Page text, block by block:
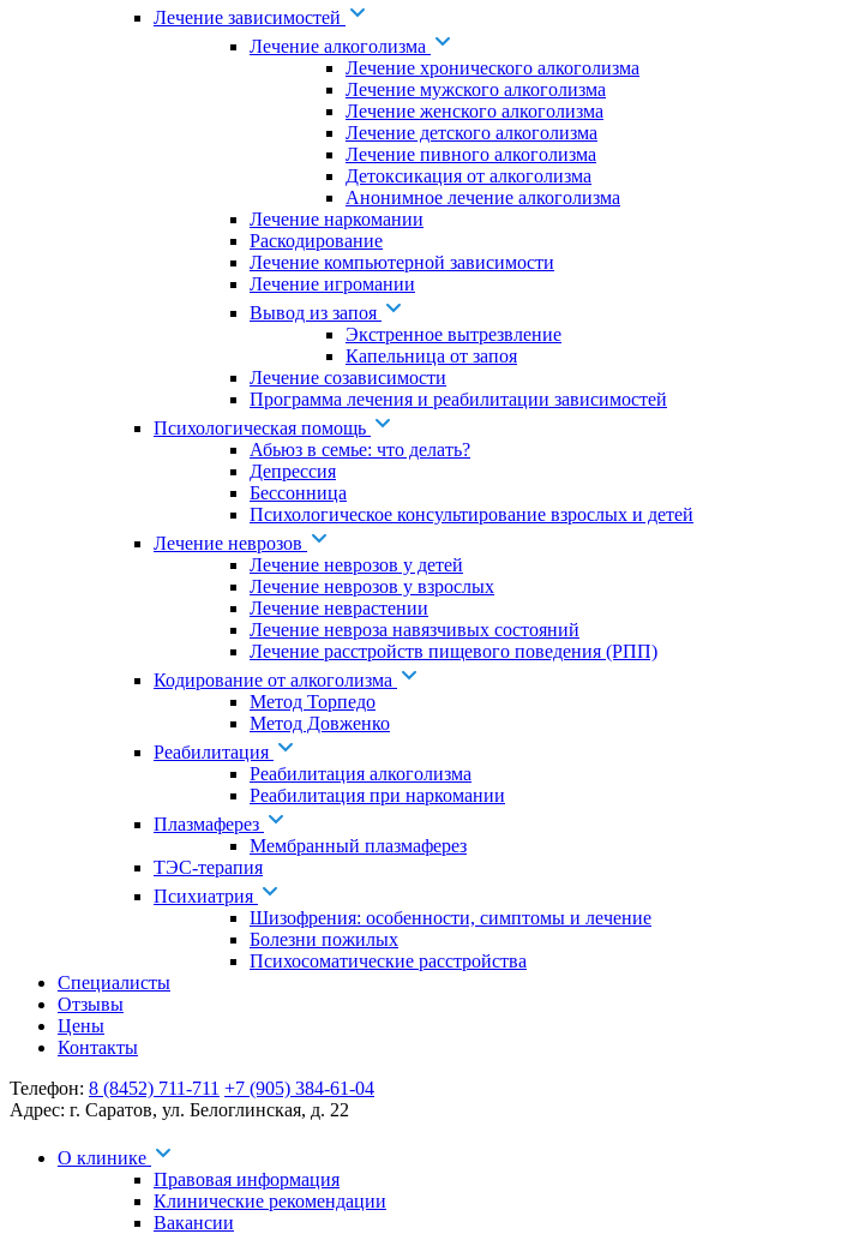
Лечение зависимостей
Лечение алкоголизма
Лечение хронического алкоголизма
Лечение мужского алкоголизма
Лечение женского алкоголизма
Лечение детского алкоголизма
Лечение пивного алкоголизма
Детоксикация от алкоголизма
Анонимное лечение алкоголизма
Лечение наркомании
Раскодирование
Лечение компьютерной зависимости
Лечение игромании
Вывод из запоя
Экстренное вытрезвление
Капельница от запоя
Лечение созависимости
Программа лечения и реабилитации зависимостей
Психологическая помощь
Абьюз в семье: что делать?
Депрессия
Бессонница
Психологическое консультирование взрослых и детей
Лечение неврозов
Лечение неврозов у детей
Лечение неврозов у взрослых
Лечение неврастении
Лечение невроза навязчивых состояний
Лечение расстройств пищевого поведения (РПП)
Кодирование от алкоголизма
Метод Торпедо
Метод Довженко
Реабилитация
Реабилитация алкоголизма
Реабилитация при наркомании
Плазмаферез
Мембранный плазмаферез
ТЭС-терапия
Психиатрия
Шизофрения: особенности, симптомы и лечение
Болезни пожилых
Психосоматические расстройства
Специалисты
Отзывы
Цены
Контакты
Телефон: 8 (8452) 711-711 +7 (905) 384-61-04
Адрес: г. Саратов, ул. Белоглинская, д. 22
О клинике
Правовая информация
Клинические рекомендации
Вакансии